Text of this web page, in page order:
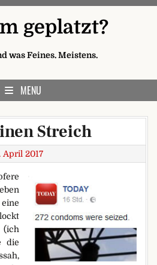
geplatzt?
was Feines. Meistens.
MENU
Streich
April 2017
(ich
die